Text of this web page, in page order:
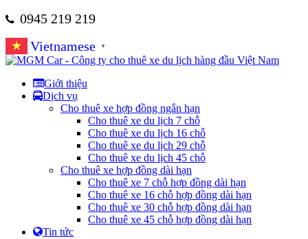
0945 219 219
Vietnamese
▼
Giới thiệu
Dịch vụ
Cho thuê xe hợp đồng ngắn hạn
Cho thuê xe du lịch 7 chỗ
Cho thuê xe du lịch 16 chỗ
Cho thuê xe du lịch 29 chỗ
Cho thuê xe du lịch 45 chỗ
Cho thuê xe hợp đồng dài hạn
Cho thuê xe 7 chỗ hợp đồng dài hạn
Cho thuê xe 16 chỗ hợp đồng dài hạn
Cho thuê xe 30 chỗ hợp đồng dài hạn
Cho thuê xe 45 chỗ hợp đồng dài hạn
Tin tức